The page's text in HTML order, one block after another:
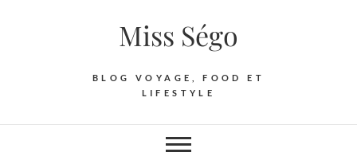
Miss Ségo
BLOG VOYAGE, FOOD ET
LIFESTYLE